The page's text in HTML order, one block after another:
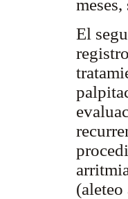
El